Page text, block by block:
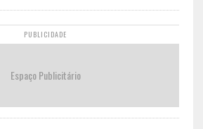
PUBLICIDADE
Espaço Publicitário